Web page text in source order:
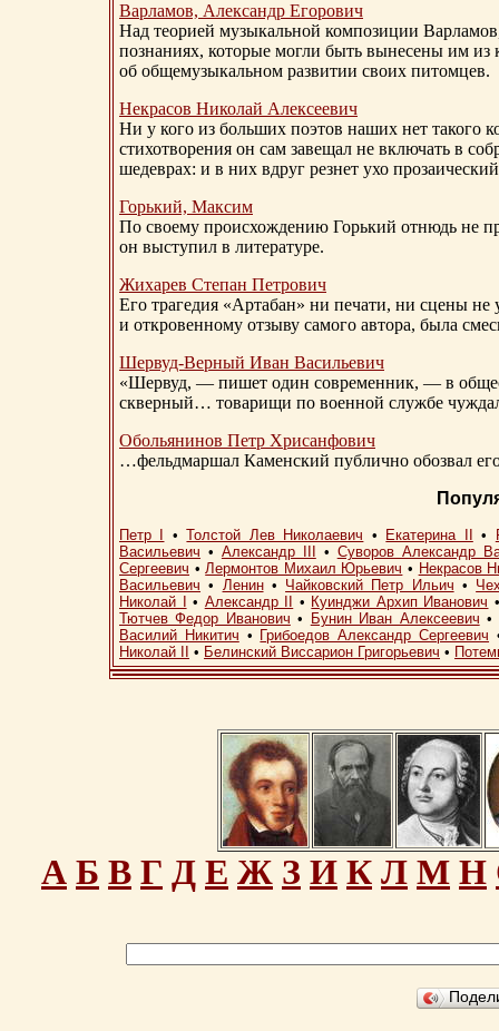
Варламов, Александр Егорович
Над теорией музыкальной композиции
познаниях, которые могли быть вынесены им из
об общемузыкальном развитии своих питомцев.
Некрасов Николай Алексеевич
Ни у кого из больших поэтов наших нет такого
стихотворения он сам завещал не включать в
шедеврах: и в них вдруг резнет ухо
Горький, Максим
По своему происхождению Горький отнюдь не
он выступил в литературе.
Жихарев Степан Петрович
Его трагедия «Артабан» ни печати, ни сцены
и откровенному отзыву самого автора, была
Шервуд-Верный Иван Васильевич
«Шервуд, — пишет один современник, — в
скверный… товарищи по военной службе
Обольянинов Петр Хрисанфович
…фельдмаршал Каменский публично обозвал
Петр I •Толстой Лев Николаевич • Екатерина II •
Васильевич • Александр III • Суворов Александр
Сергеевич •Лермонтов Михаил Юрьевич • Некрасов
Васильевич • Ленин• Чайковский Петр Ильич •
Николай I
• Александр II • Куинджи Архип Иванович
Тютчев Федор Иванович • Бунин Иван Алексеевич •
Василий Никитич • Грибоедов Александр Сергеевич
Николай II
• Белинский Виссарион Григорьевич •
А Б В Г Д Е Ж З И К Л М Н